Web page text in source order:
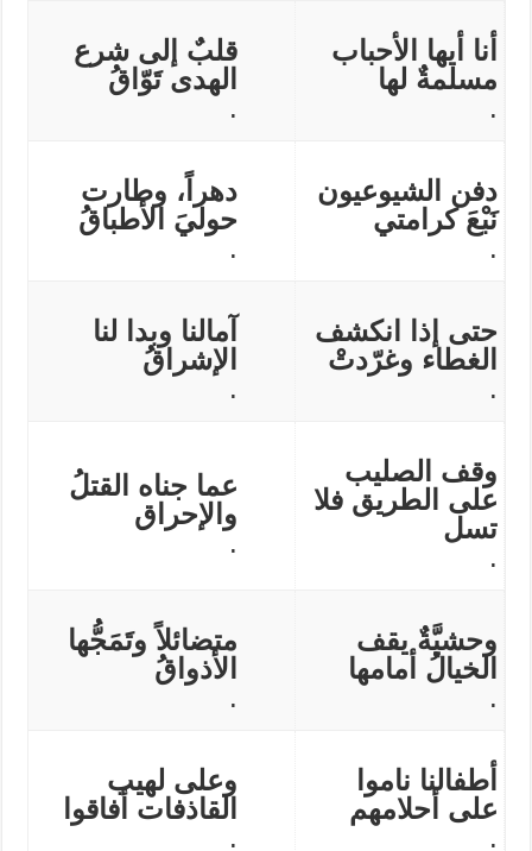
أنا أيها الأحباب
مسلمةٌ لها
.
قلبٌ إلى شرع
الهدى تَوّاقُ
.
دفن الشيوعيون
نَبْعَ كرامتي
.
دهراً، وطارت
حوليَ الأطباقُ
.
حتى إذا انكشف
الغطاء وغرّدتْ
.
آمالنا وبدا لنا
الإشراقُ
.
وقف الصليب
على الطريق فلا
تسل
.
عما جناه القتلُ
والإحراق
.
وحشيَّةٌ يقف
الخيالُ أمامها
.
متضائلاً وتَمَجُّها
الأذواقُ
.
أطفالنا ناموا
على أحلامهم
.
وعلى لهيب
القاذفات أفاقوا
.